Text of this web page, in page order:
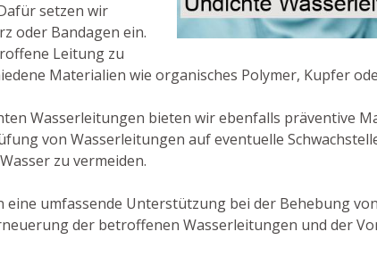
setzen wir
oder Bandagen ein.
Leitung zu
Materialien wie organisches Polymer, Kupfer
Wasserleitungen bieten wir ebenfalls präventive
von Wasserleitungen auf eventuelle
zu vermeiden.
umfassende Unterstützung bei der Behebung
der betroffenen Wasserleitungen und der